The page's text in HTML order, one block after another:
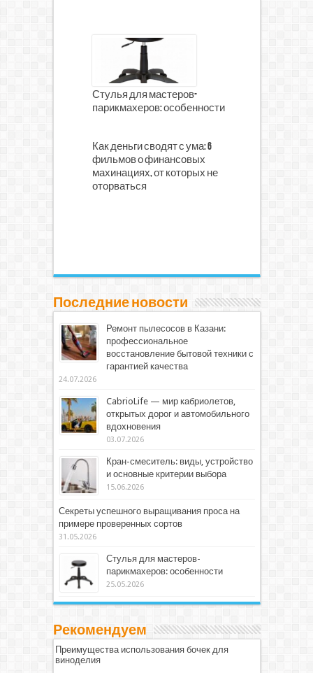
Стулья для мастеров-
парикмахеров: особенности
Как деньги сводят с ума: 6
фильмов о финансовых
махинациях, от которых не
оторваться
Последние новости
Ремонт пылесосов в Казани:
профессиональное
восстановление бытовой техники с
гарантией качества
24.07.2026
CabrioLife — мир кабриолетов,
открытых дорог и автомобильного
вдохновения
03.07.2026
Кран-смеситель: виды, устройство
и основные критерии выбора
15.06.2026
Секреты успешного выращивания проса на
примере проверенных сортов
31.05.2026
Стулья для мастеров-
парикмахеров: особенности
25.05.2026
Рекомендуем
Преимущества использования бочек для
виноделия